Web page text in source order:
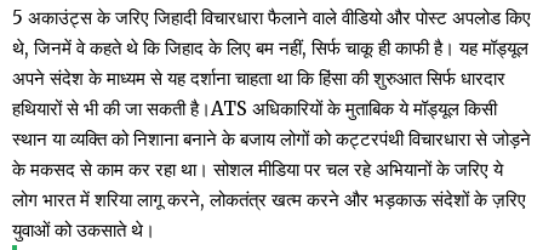
5 अकाउंट्स के जरिए जिहादी विचारधारा फैलाने वाले वीडियो और पोस्ट अपलोड किए
थे, जिनमें वे कहते थे कि जिहाद के लिए बम नहीं, सिर्फ चाकू ही काफी है। यह मॉड्यूल
अपने संदेश के माध्यम से यह दर्शाना चाहता था कि हिंसा की शुरुआत सिर्फ धारदार
हथियारों से भी की जा सकती है।ATS अधिकारियों के मुताबिक ये मॉड्यूल किसी
स्थान या व्यक्ति को निशाना बनाने के बजाय लोगों को कट्टरपंथी विचारधारा से जोड़ने
के मकसद से काम कर रहा था। सोशल मीडिया पर चल रहे अभियानों के जरिए ये
लोग भारत में शरिया लागू करने, लोकतंत्र खत्म करने और भड़काऊ संदेशों के ज़रिए
युवाओं को उकसाते थे।